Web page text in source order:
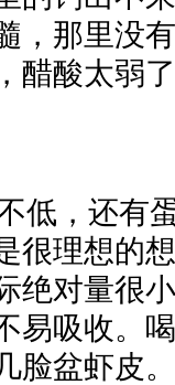
，那里没
醋酸太弱
低，还有
很理想的
绝对量很
易吸收。
脸盆虾皮